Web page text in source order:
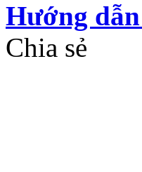
Hướng
Chia sẻ